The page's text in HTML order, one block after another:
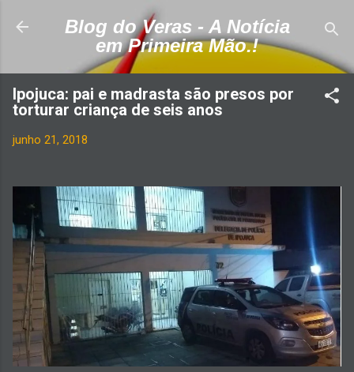
Pular para o conteúdo principal
Blog do Veras - A Notícia
em Primeira Mão.!
Ipojuca: pai e madrasta são presos por
torturar criança de seis anos
junho 21, 2018